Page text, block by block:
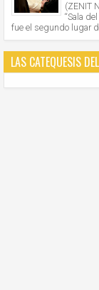
(ZENIT
“Sala
fue el segundo lugar
LAS CATEQUESIS